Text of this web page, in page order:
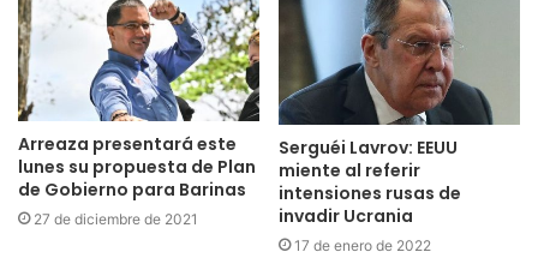
Arreaza presentará este
lunes su propuesta de Plan
de Gobierno para Barinas
27 de diciembre de 2021
Serguéi Lavrov: EEUU
miente al referir
intensiones rusas de
invadir Ucrania
17 de enero de 2022